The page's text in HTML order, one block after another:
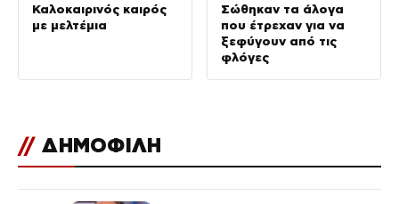
Καλοκαιρινός καιρός
με μελτέμια
Σώθηκαν τα άλογα
που έτρεχαν για να
ξεφύγουν από τις
φλόγες
// ΔΗΜΟΦΙΛΗ